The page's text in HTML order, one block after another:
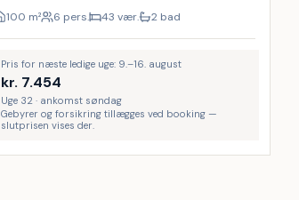
100 m² 6 pers. 43 vær. 2 bad
Pris for næste ledige uge: 9.–16. august
kr. 7.454
Uge 32 · ankomst søndag
Gebyrer og forsikring tillægges ved booking —
slutprisen vises der.